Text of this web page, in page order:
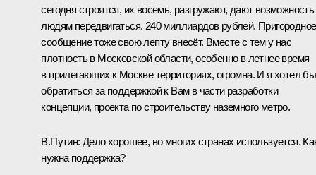
сегодня строятся, их восемь, разгружают, дают возможность
людям передвигаться. 240 миллиардов рублей. Пригородное
сообщение тоже свою лепту внесёт. Вместе с тем у нас
плотность в Московской области, особенно в летнее время
в прилегающих к Москве территориях, огромна. И я хотел бы
обратиться за поддержкой к Вам в части разработки
концепции, проекта по строительству наземного метро.
В.Путин: Дело хорошее, во многих странах используется.
нужна поддержка?